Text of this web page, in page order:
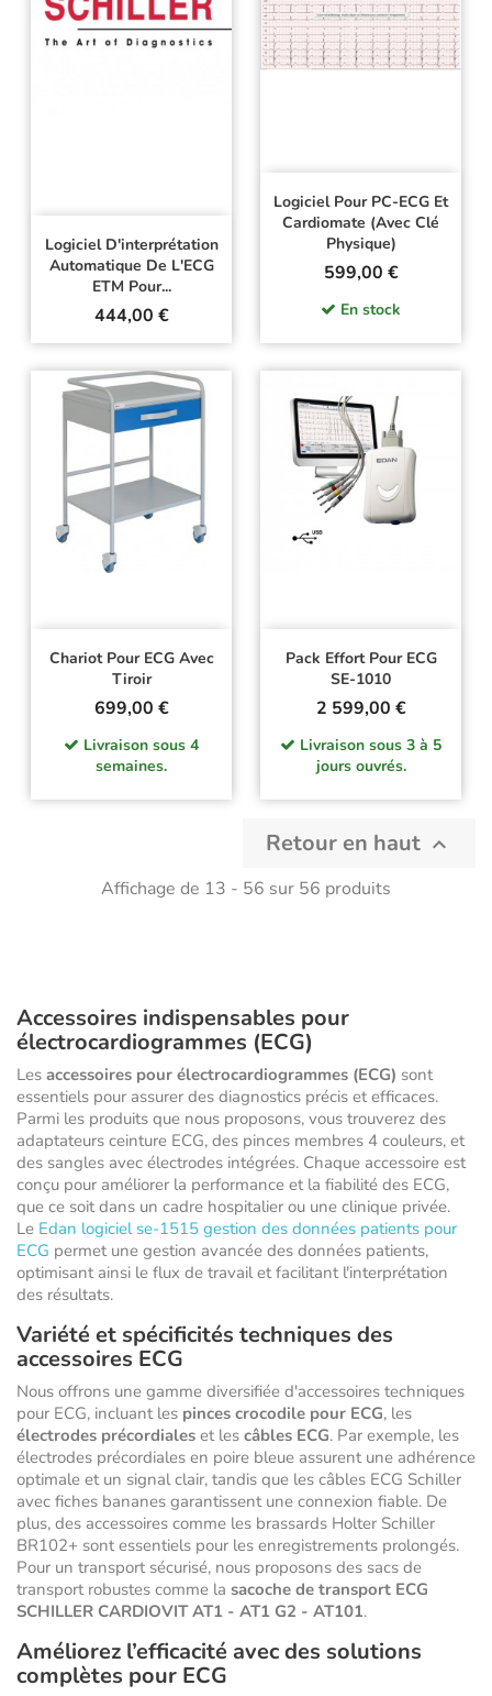
Logiciel D'interprétation
Automatique De L'ECG
ETM Pour...
Prix
444,00 €
Logiciel Pour PC-ECG Et
Cardiomate (avec Clé
Physique)
Prix
599,00 €
En stock
Chariot Pour ECG Avec
Tiroir
Prix
699,00 €
Livraison sous 4
semaines.
Pack Effort Pour ECG
SE-1010
Prix
2 599,00 €
Livraison sous 3 à 5
jours ouvrés.
Retour en haut 
Affichage de 13 - 56 sur 56 produits
Accessoires indispensables pour
électrocardiogrammes (ECG)
Les accessoires pour électrocardiogrammes (ECG) sont
essentiels pour assurer des diagnostics précis et efficaces.
Parmi les produits que nous proposons, vous trouverez des
adaptateurs ceinture ECG, des pinces membres 4 couleurs, et
des sangles avec électrodes intégrées. Chaque accessoire est
conçu pour améliorer la performance et la fiabilité des ECG,
que ce soit dans un cadre hospitalier ou une clinique privée.
Le Edan logiciel se-1515 gestion des données patients pour
ECG permet une gestion avancée des données patients,
optimisant ainsi le flux de travail et facilitant l'interprétation
des résultats.
Variété et spécificités techniques des
accessoires ECG
Nous offrons une gamme diversifiée d'accessoires techniques
pour ECG, incluant les pinces crocodile pour ECG, les
électrodes précordiales et les câbles ECG. Par exemple, les
électrodes précordiales en poire bleue assurent une adhérence
optimale et un signal clair, tandis que les câbles ECG Schiller
avec fiches bananes garantissent une connexion fiable. De
plus, des accessoires comme les brassards Holter Schiller
BR102+ sont essentiels pour les enregistrements prolongés.
Pour un transport sécurisé, nous proposons des sacs de
transport robustes comme la sacoche de transport ECG
SCHILLER CARDIOVIT AT1 - AT1 G2 - AT101.
Améliorez l’efficacité avec des solutions
complètes pour ECG